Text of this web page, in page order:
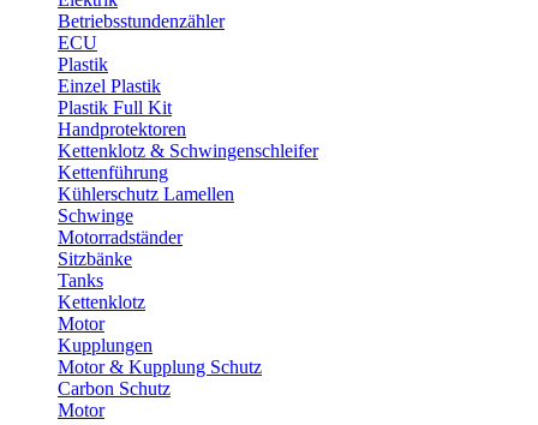
Betriebsstundenzähler
ECU
Plastik
Einzel Plastik
Plastik Full Kit
Handprotektoren
Kettenklotz & Schwingenschleifer
Kettenführung
Kühlerschutz Lamellen
Schwinge
Motorradständer
Sitzbänke
Tanks
Kettenklotz
Motor
Kupplungen
Motor & Kupplung Schutz
Carbon Schutz
Motor